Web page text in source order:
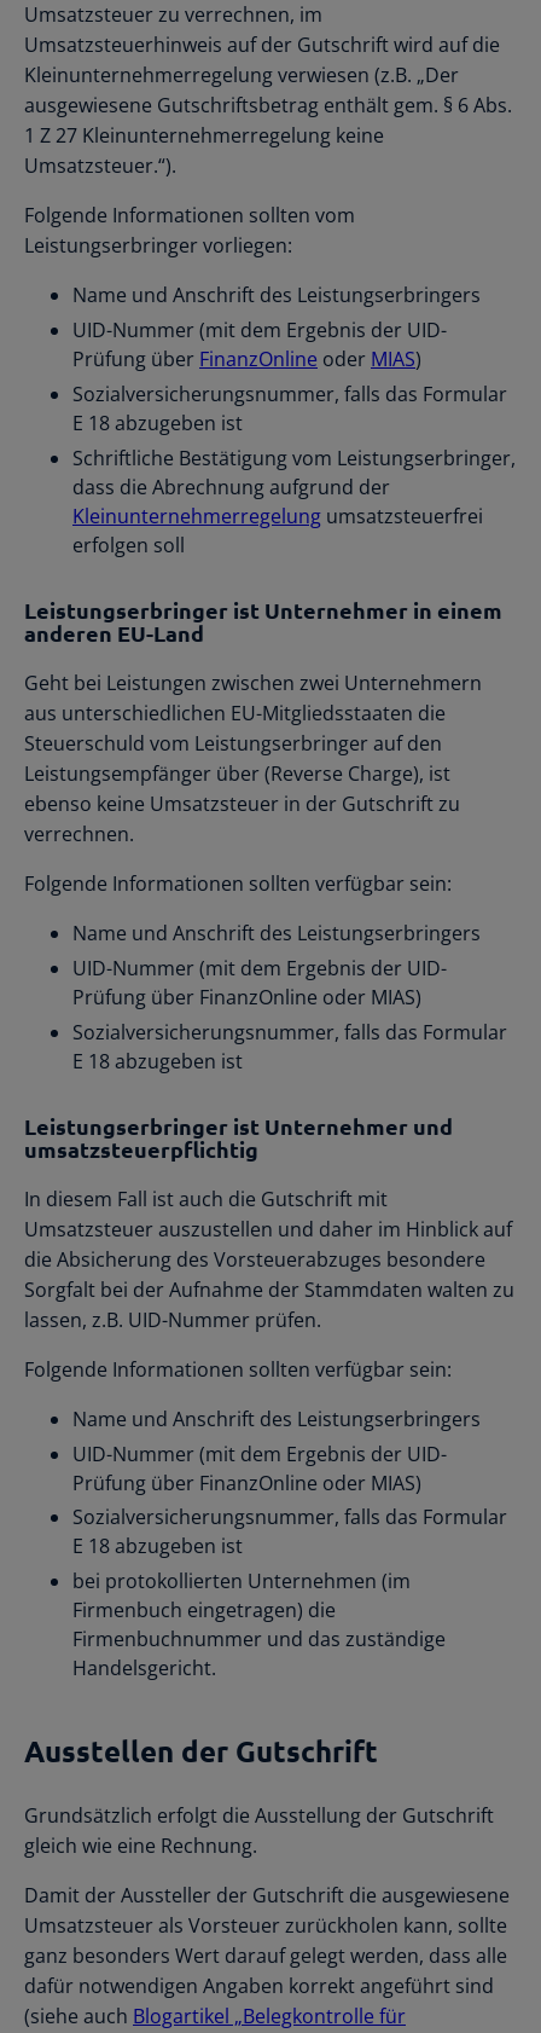
Umsatzsteuer zu verrechnen, im
Umsatzsteuerhinweis auf der Gutschrift wird auf die
Kleinunternehmerregelung verwiesen (z.B. „Der
ausgewiesene Gutschriftsbetrag enthält gem. § 6 Abs.
1 Z 27 Kleinunternehmerregelung keine
Umsatzsteuer.“).
Folgende Informationen sollten vom
Leistungserbringer vorliegen:
Name und Anschrift des Leistungserbringers
UID-Nummer (mit dem Ergebnis der UID-
Prüfung über FinanzOnline oder MIAS)
Sozialversicherungsnummer, falls das Formular
E 18 abzugeben ist
Schriftliche Bestätigung vom Leistungserbringer,
dass die Abrechnung aufgrund der
Kleinunternehmerregelung umsatzsteuerfrei
erfolgen soll
Leistungserbringer ist Unternehmer in einem
anderen EU-Land
Geht bei Leistungen zwischen zwei Unternehmern
aus unterschiedlichen EU-Mitgliedsstaaten die
Steuerschuld vom Leistungserbringer auf den
Leistungsempfänger über (Reverse Charge), ist
ebenso keine Umsatzsteuer in der Gutschrift zu
verrechnen.
Folgende Informationen sollten verfügbar sein:
Name und Anschrift des Leistungserbringers
UID-Nummer (mit dem Ergebnis der UID-
Prüfung über FinanzOnline oder MIAS)
Sozialversicherungsnummer, falls das Formular
E 18 abzugeben ist
Leistungserbringer ist Unternehmer und
umsatzsteuerpflichtig
In diesem Fall ist auch die Gutschrift mit
Umsatzsteuer auszustellen und daher im Hinblick auf
die Absicherung des Vorsteuerabzuges besondere
Sorgfalt bei der Aufnahme der Stammdaten walten zu
lassen, z.B. UID-Nummer prüfen.
Folgende Informationen sollten verfügbar sein:
Name und Anschrift des Leistungserbringers
UID-Nummer (mit dem Ergebnis der UID-
Prüfung über FinanzOnline oder MIAS)
Sozialversicherungsnummer, falls das Formular
E 18 abzugeben ist
bei protokollierten Unternehmen (im
Firmenbuch eingetragen) die
Firmenbuchnummer und das zuständige
Handelsgericht.
Ausstellen der Gutschrift
Grundsätzlich erfolgt die Ausstellung der Gutschrift
gleich wie eine Rechnung.
Damit der Aussteller der Gutschrift die ausgewiesene
Umsatzsteuer als Vorsteuer zurückholen kann, sollte
ganz besonders Wert darauf gelegt werden, dass alle
dafür notwendigen Angaben korrekt angeführt sind
(siehe auch Blogartikel „Belegkontrolle für